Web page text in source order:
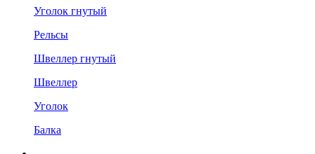
Уголок гнутый
Рельсы
Швеллер гнутый
Швеллер
Уголок
Балка